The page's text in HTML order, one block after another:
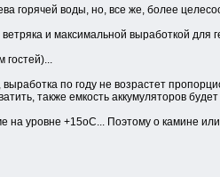
горячей воды, но, все же, более
и максимальной выработкой для
гостей)...
по году не возрастет
также емкость аккумуляторов
на уровне +15оС... Поэтому о камине